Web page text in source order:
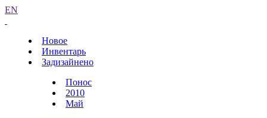
EN
Новое
Инвентарь
Задизайнено
Понос
2010
Май